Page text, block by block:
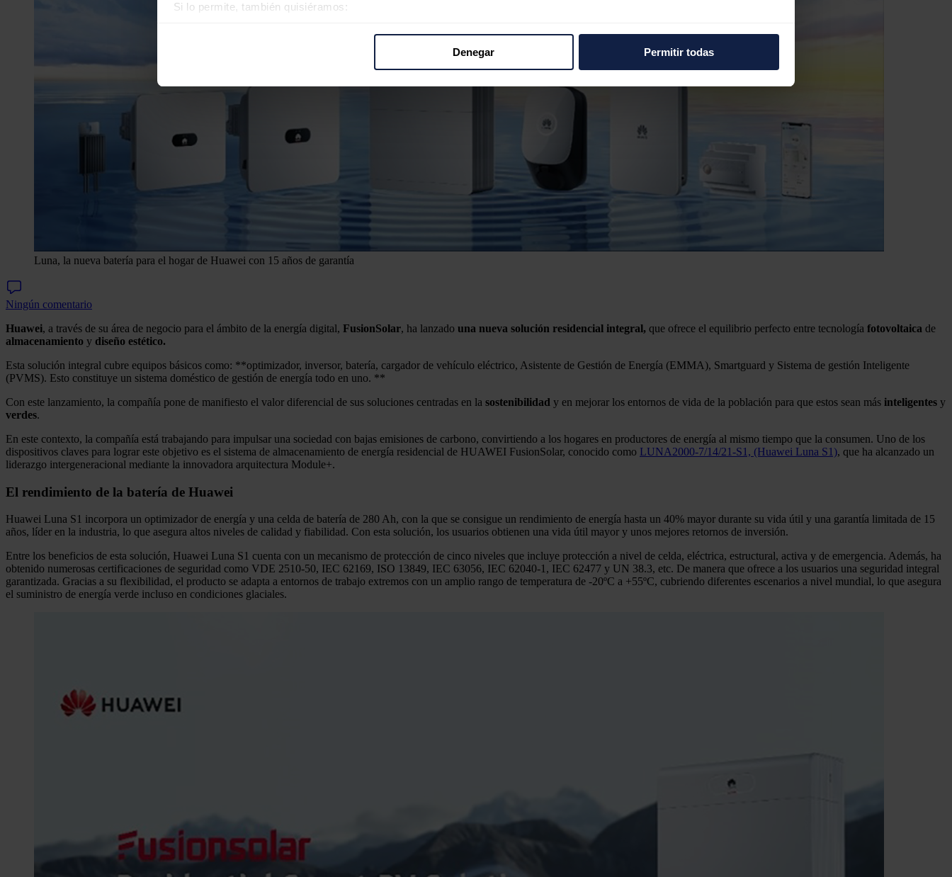
Si lo permite, también quisiéramos:
y analizar el tráfico. Además, compartimos información sobre el uso que haga del sitio web con nuestros partners de
redes sociales, publicidad y análisis web, quienes pueden combinarla con otra información que les haya proporcionado o
Denegar Permitir todas
Luna, la nueva batería para el hogar de Huawei con 15 años de garantía
Ningún comentario
Huawei, a través de su área de negocio para el ámbito de la energía digital, FusionSolar, ha lanzado una nueva solución residencial integral, que ofrece el equilibrio perfecto entre tecnología fotovoltaica de
almacenamiento y diseño estético.
Esta solución integral cubre equipos básicos como: **optimizador, inversor, batería, cargador de vehículo eléctrico, Asistente de Gestión de Energía (EMMA), Smartguard y Sistema de gestión Inteligente
(PVMS). Esto constituye un sistema doméstico de gestión de energía todo en uno. **
Con este lanzamiento, la compañía pone de manifiesto el valor diferencial de sus soluciones centradas en la sostenibilidad y en mejorar los entornos de vida de la población para que estos sean más inteligentes y
verdes.
En este contexto, la compañía está trabajando para impulsar una sociedad con bajas emisiones de carbono, convirtiendo a los hogares en productores de energía al mismo tiempo que la consumen. Uno de los
dispositivos claves para lograr este objetivo es el sistema de almacenamiento de energía residencial de HUAWEI FusionSolar, conocido como LUNA2000-7/14/21-S1, (Huawei Luna S1), que ha alcanzado un
liderazgo intergeneracional mediante la innovadora arquitectura Module+.
El rendimiento de la batería de Huawei
Huawei Luna S1 incorpora un optimizador de energía y una celda de batería de 280 Ah, con la que se consigue un rendimiento de energía hasta un 40% mayor durante su vida útil y una garantía limitada de 15
años, líder en la industria, lo que asegura altos niveles de calidad y fiabilidad. Con esta solución, los usuarios obtienen una vida útil mayor y unos mejores retornos de inversión.
Entre los beneficios de esta solución, Huawei Luna S1 cuenta con un mecanismo de protección de cinco niveles que incluye protección a nivel de celda, eléctrica, estructural, activa y de emergencia. Además, ha
obtenido numerosas certificaciones de seguridad como VDE 2510-50, IEC 62169, ISO 13849, IEC 63056, IEC 62040-1, IEC 62477 y UN 38.3, etc. De manera que ofrece a los usuarios una seguridad integral
garantizada. Gracias a su flexibilidad, el producto se adapta a entornos de trabajo extremos con un amplio rango de temperatura de -20ºC a +55ºC, cubriendo diferentes escenarios a nivel mundial, lo que asegura
el suministro de energía verde incluso en condiciones glaciales.